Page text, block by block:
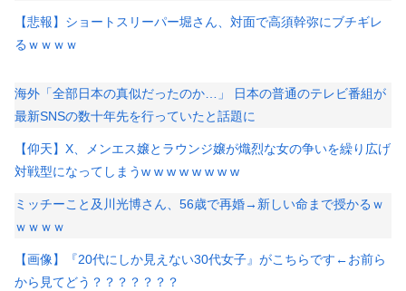
【悲報】ショートスリーパー堀さん、対面で高須幹弥にブチギレ
るｗｗｗｗ
海外「全部日本の真似だったのか…」 日本の普通のテレビ番組が
最新SNSの数十年先を行っていたと話題に
【仰天】X、メンエス嬢とラウンジ嬢が熾烈な女の争いを繰り広げ
対戦型になってしまうw w w w w w w w
ミッチーこと及川光博さん、56歳で再婚→新しい命まで授かるｗ
ｗｗｗｗ
【画像】『20代にしか見えない30代女子』がこちらです←お前ら
から見てどう？？？？？？？